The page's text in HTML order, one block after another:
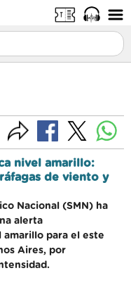
nivel amarillo:
de viento y
Nacional (SMN) ha
alerta
para el este
Aires, por